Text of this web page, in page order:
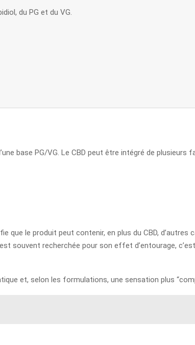
du PG et du VG.
base PG/VG. Le CBD peut être intégré de
le produit peut contenir, en plus du CBD, d’autres
souvent recherchée pour son effet d’entourage,
et, selon les formulations, une sensation plus